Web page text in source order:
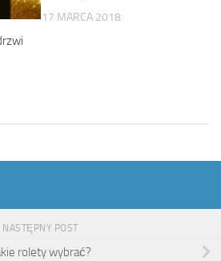
17 MARCA 2018
NASTĘPNY POST
rolety wybrać?